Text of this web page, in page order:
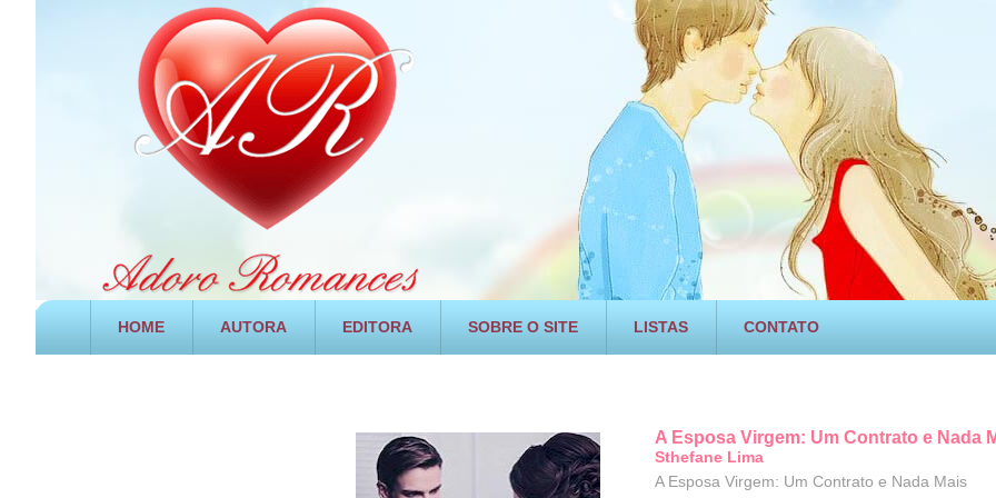
HOME AUTORA EDITORA SOBRE O SITE LISTAS CONTATO
A Esposa Virgem: Um Contrato e Nada
Sthefane Lima
A Esposa Virgem: Um Contrato e Nada Mais